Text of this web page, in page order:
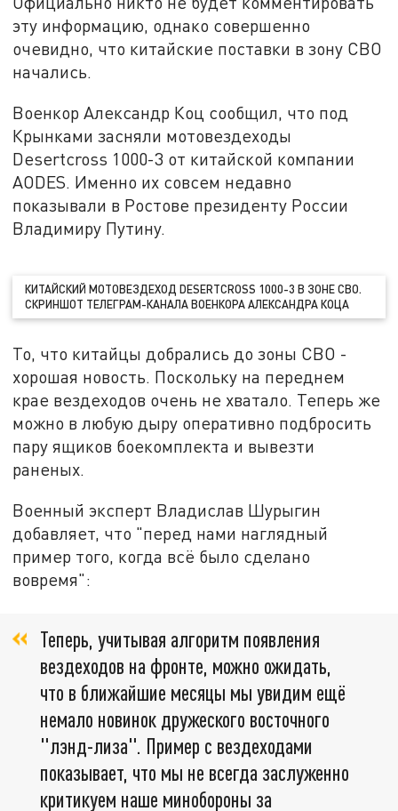
эту информацию, однако совершенно
очевидно, что китайские поставки в зону СВО
начались.
Военкор Александр Коц сообщил, что под
Крынками засняли мотовездеходы
Desertcross 1000-3 от китайской компании
AODES. Именно их совсем недавно
показывали в Ростове президенту России
Владимиру Путину.
КИТАЙСКИЙ МОТОВЕЗДЕХОД DESERTCROSS 1000-3 В ЗОНЕ СВО.
СКРИНШОТ ТЕЛЕГРАМ-КАНАЛА ВОЕНКОРА АЛЕКСАНДРА КОЦА
То, что китайцы добрались до зоны СВО -
хорошая новость. Поскольку на переднем
крае вездеходов очень не хватало. Теперь же
можно в любую дыру оперативно подбросить
пару ящиков боекомплекта и вывезти
раненых.
Военный эксперт Владислав Шурыгин
добавляет, что "перед нами наглядный
пример того, когда всё было сделано
вовремя":
Теперь, учитывая алгоритм появления
вездеходов на фронте, можно ожидать,
что в ближайшие месяцы мы увидим ещё
немало новинок дружеского восточного
"лэнд-лиза". Пример с вездеходами
показывает, что мы не всегда заслуженно
критикуем наше минобороны за